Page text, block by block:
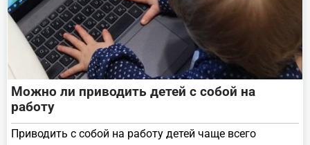
Можно ли приводить детей с собой на
работу
Приводить с собой на работу детей чаще всего